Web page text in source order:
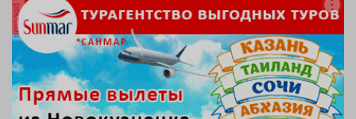
реклама